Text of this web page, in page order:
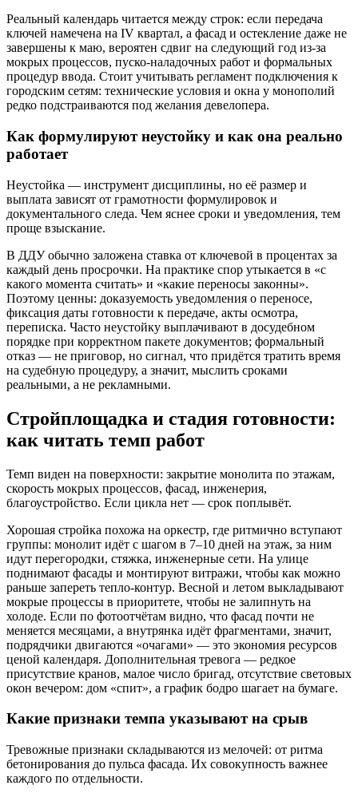
Реальный календарь читается между строк: если передача
ключей намечена на IV квартал, а фасад и остекление даже не
завершены к маю, вероятен сдвиг на следующий год из-за
мокрых процессов, пуско-наладочных работ и формальных
процедур ввода. Стоит учитывать регламент подключения к
городским сетям: технические условия и окна у монополий
редко подстраиваются под желания девелопера.
Как формулируют неустойку и как она реально
работает
Неустойка — инструмент дисциплины, но её размер и
выплата зависят от грамотности формулировок и
документального следа. Чем яснее сроки и уведомления, тем
проще взыскание.
В ДДУ обычно заложена ставка от ключевой в процентах за
каждый день просрочки. На практике спор утыкается в «с
какого момента считать» и «какие переносы законны».
Поэтому ценны: доказуемость уведомления о переносе,
фиксация даты готовности к передаче, акты осмотра,
переписка. Часто неустойку выплачивают в досудебном
порядке при корректном пакете документов; формальный
отказ — не приговор, но сигнал, что придётся тратить время
на судебную процедуру, а значит, мыслить сроками
реальными, а не рекламными.
Стройплощадка и стадия готовности:
как читать темп работ
Темп виден на поверхности: закрытие монолита по этажам,
скорость мокрых процессов, фасад, инженерия,
благоустройство. Если цикла нет — срок поплывёт.
Хорошая стройка похожа на оркестр, где ритмично вступают
группы: монолит идёт с шагом в 7–10 дней на этаж, за ним
идут перегородки, стяжка, инженерные сети. На улице
поднимают фасады и монтируют витражи, чтобы как можно
раньше запереть тепло-контур. Весной и летом выкладывают
мокрые процессы в приоритете, чтобы не залипнуть на
холоде. Если по фотоотчётам видно, что фасад почти не
меняется месяцами, а внутрянка идёт фрагментами, значит,
подрядчики двигаются «очагами» — это экономия ресурсов
ценой календаря. Дополнительная тревога — редкое
присутствие кранов, малое число бригад, отсутствие световых
окон вечером: дом «спит», а график бодро шагает на бумаге.
Какие признаки темпа указывают на срыв
Тревожные признаки складываются из мелочей: от ритма
бетонирования до пульса фасада. Их совокупность важнее
каждого по отдельности.